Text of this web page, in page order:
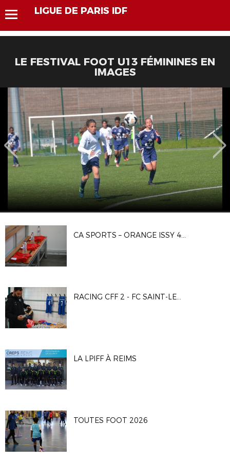
LIGUE DE PARIS IDF
LE FESTIVAL FOOT U13 FÉMININES EN
IMAGES
CA SPORTS – ORANGE ISSY 4 1-4
RACING CFF 2 - FC SAINT-LEU 95
LA LPIFF À REIMS
TOUTES FOOT 2026